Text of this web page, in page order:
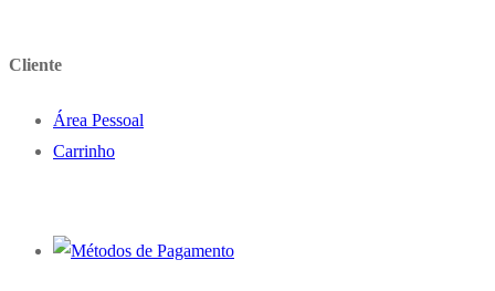
Cliente
Área Pessoal
Carrinho